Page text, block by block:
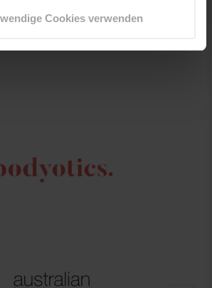
Cookies verwenden